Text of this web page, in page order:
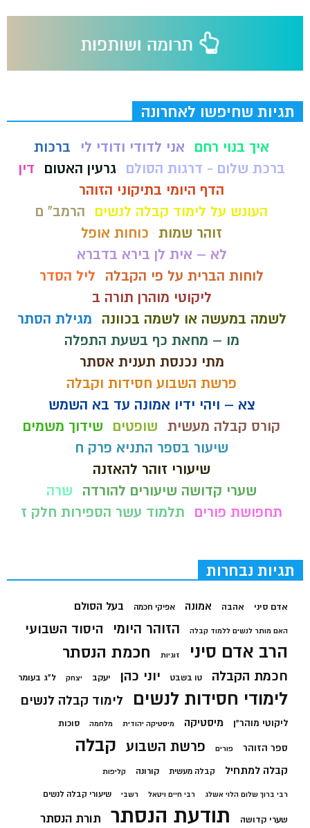
תגיות שחיפשו לאחרונה
איך בנוי רחם אני לדודי ודודי לי
ברכות
ברכת שלום - דרגות הסולם
גרעין האטום
דין
הדף היומי בתיקוני הזוהר
העונש על לימוד קבלה לנשים
הרמב" ם
זוהר שמות כוחות אופל
לא – אית לן בירא בדברא
לוחות הברית על פי הקבלה
ליל הסדר
ליקוטי מוהרן תורה ב
לשמה במעשה או לשמה בכוונה
מגילת הסתר
מו – מחאת כף בשעת התפלה
מתי נכנסת תענית אסתר
פרשת השבוע חסידות וקבלה
צא – ויהי ידיו אמונה עד בא השמש
קורס קבלה מעשית שופטים
שידוך משמים
שיעור בספר התניא פרק ח
שיעורי זוהר להאזנה
שערי קדושה שיעורים להורדה
שרה
תחפושת פורים
תלמוד עשר הספירות חלק ז
תגיות נבחרות
אדם סיני אהבה אמונה אפיקי חכמה בעל הסולם
האם מותר לנשים ללמוד קבלה הזוהר היומי היסוד השבועי
הרב אדם סיני זוגיות חכמת הנסתר
חכמת הקבלה טו בשבט יוני כהן יעקב יצחק ל"ג בעומר
לימודי חסידות לנשים לימוד קבלה לנשים
ליקוטי מוהר"ן מיסטיקה מיסטיקה יהודית מלחמה סוכות
ספר הזוהר פורים פרשת השבוע קבלה
קבלה למתחיל קבלה מעשית קורונה קליפות
רבי ברוך שלום הלוי אשלג רבי חיים ויטאל רשבי שיעורי קבלה לנשים
שערי קדושה תודעת הנסתר תורת הנסתר